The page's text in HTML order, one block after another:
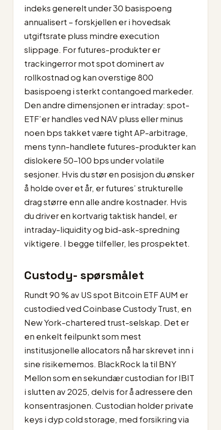
indeks generelt under 30 basispoeng
annualisert – forskjellen er i hovedsak
utgiftsrate pluss mindre execution
slippage. For futures-produkter er
trackingerror mot spot dominert av
rollkostnad og kan overstige 800
basispoeng i sterkt contangoed markeder.
Den andre dimensjonen er intraday: spot-
ETF’er handles ved NAV pluss eller minus
noen bps takket være tight AP-arbitrage,
mens tynn-handlete futures-produkter kan
dislokere 50–100 bps under volatile
sesjoner. Hvis du stør en posisjon du ønsker
å holde over et år, er futures’ strukturelle
drag større enn alle andre kostnader. Hvis
du driver en kortvarig taktisk handel, er
intraday-liquidity og bid-ask-spredning
viktigere. I begge tilfeller, les prospektet.
Custody- spørsmålet
Rundt 90 % av US spot Bitcoin ETF AUM er
custodied ved Coinbase Custody Trust, en
New York-chartered trust-selskap. Det er
en enkelt feilpunkt som mest
institusjonelle allocators nå har skrevet inn i
sine risikememos. BlackRock la til BNY
Mellon som en sekundær custodian for IBIT
i slutten av 2025, delvis for å adressere den
konsentrasjonen. Custodian holder private
keys i dyp cold storage, med forsikring via